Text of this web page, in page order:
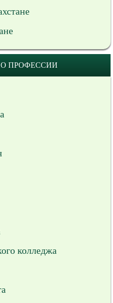
ПРОФЕССИИ
колледжа